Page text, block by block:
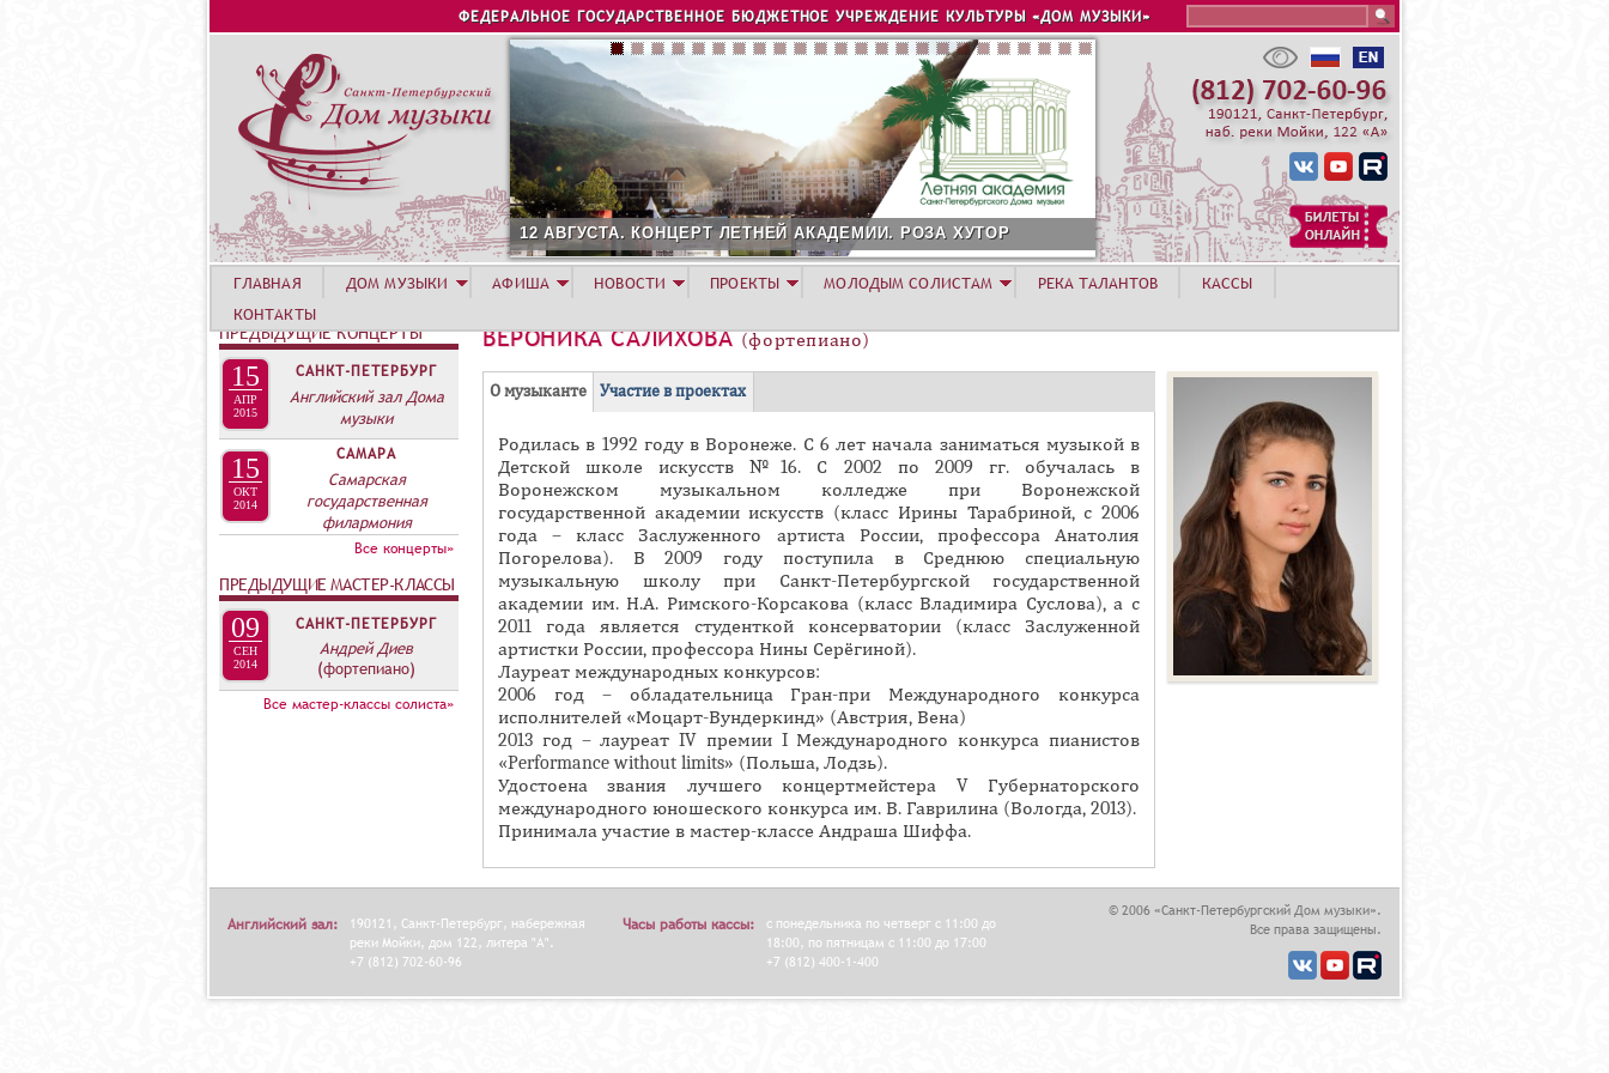
Jump to navigation
ФЕДЕРАЛЬНОЕ ГОСУДАРСТВЕННОЕ БЮДЖЕТНОЕ УЧРЕЖДЕНИЕ КУЛЬТУРЫ «ДОМ МУЗЫКИ»
12 АВГУСТА. КОНЦЕРТ ЛЕТНЕЙ АКАДЕМИИ. РОЗА ХУТОР
ВЕРОНИКА САЛИХОВА(фортепиано)
Г
П
П
Л
Д
О
И
О
Л
Н
Т
О музыканте(
а
к
т
и
в
н
а
в
к
а
д
к
а
Участие в проектах
Родилась в 1992 году в Воронеже. С 6 лет начала заниматься музыкой в
Детской школе искусств №16. С 2002 по 2009 гг. обучалась в
Воронежском музыкальном колледже при Воронежской
государственной академии искусств (класс Ирины Тарабриной, с 2006
года – класс Заслуженного артиста России, профессора Анатолия
Погорелова). В 2009 году поступила в Среднюю специальную
музыкальную школу при Санкт-Петербургской государственной
академии им. Н.А. Римского-Корсакова (класс Владимира Суслова), а с
2011 года является студенткой консерватории (класс Заслуженной
артистки России, профессора Нины Серёгиной).
Лауреат международных конкурсов:
2006 год – обладательница Гран-при Международного конкурса
исполнителей «Моцарт-Вундеркинд» (Австрия, Вена)
2013 год – лауреат IV премии I Международного конкурса пианистов
«Performance without limits» (Польша, Лодзь).
Удостоена звания лучшего концертмейстера V Губернаторского
международного юношеского конкурса им. В. Гаврилина (Вологда, 2013).
Принимала участие в мастер-классе Андраша Шиффа.
ГЛАВНАЯ ДОМ МУЗЫКИ АФИША НОВОСТИ ПРОЕКТЫ МОЛОДЫМ СОЛИСТАМ РЕКА ТАЛАНТОВ
КАССЫ
КОНТАКТЫ
ПРЕДЫДУЩИЕ КОНЦЕРТЫ
15
АПР
2015
САНКТ-ПЕТЕРБУРГ
Английский зал Дома
музыки
15
ОКТ
2014
САМАРА
Самарская
государственная
филармония
Все концерты»
ПРЕДЫДУЩИЕ МАСТЕР-КЛАССЫ
09
СЕН
2014
САНКТ-ПЕТЕРБУРГ
Андрей Диев
(фортепиано)
Все мастер-классы солиста»
Английский зал:
190121, Санкт-Петербург, набережная
реки Мойки, дом 122, литера "А".
+7 (812) 702-60-96
Часы работы кассы:
с понедельника по четверг с 11:00 до
18:00, по пятницам с 11:00 до 17:00
+7 (812) 400-1-400
© 2006 «Санкт-Петербургский Дом музыки».
Все права защищены.